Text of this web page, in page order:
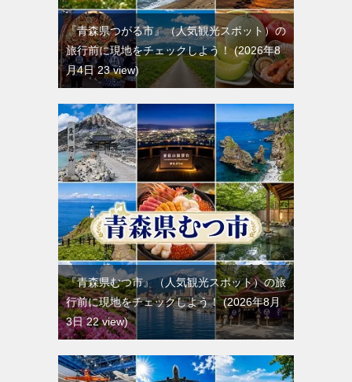
『青森県つがる市』（人気観光スポット）の
旅行前に現地をチェックしよう！ 2026年8
月4日 23 view
『青森県むつ市』（人気観光スポット）の旅
行前に現地をチェックしよう！ 2026年8月
3日 22 view